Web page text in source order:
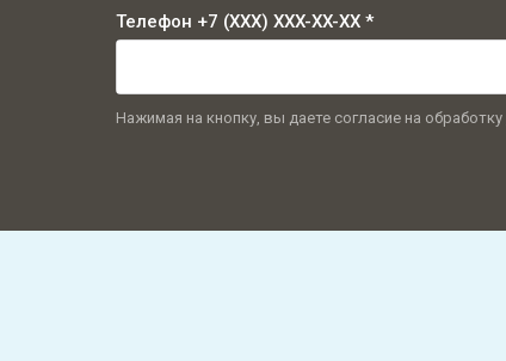
Телефон +7 (XXX) XXX-XX-XX *
Нажимая на кнопку, вы даете согласие на обработку